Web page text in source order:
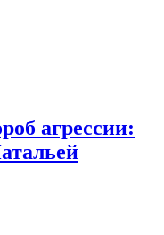
агрессии: